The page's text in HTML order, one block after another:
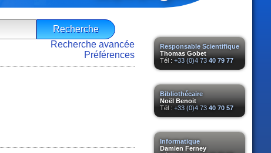
Responsable Scientifique
Thomas Gobet
Tél : +33 (0)4 73 40 79 77
Bibliothécaire
Noël Benoit
Tél : +33 (0)4 73 40 70 57
Informatique
Damien Ferney
Recherche avancée
Préférences